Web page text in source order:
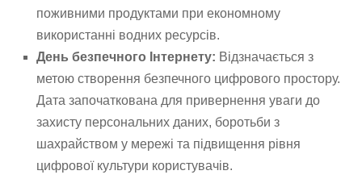
поживними продуктами при економному
використанні водних ресурсів.
День безпечного Інтернету: Відзначається з
метою створення безпечного цифрового простору.
Дата започаткована для привернення уваги до
захисту персональних даних, боротьби з
шахрайством у мережі та підвищення рівня
цифрової культури користувачів.